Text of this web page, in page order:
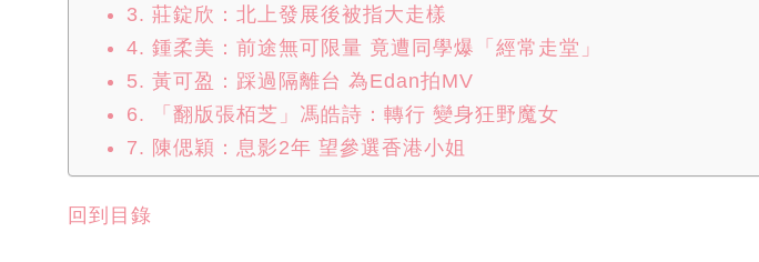
3. 莊錠欣：北上發展後被指大走樣
4. 鍾柔美：前途無可限量 竟遭同學爆「經常走堂」
5. 黃可盈：踩過隔離台 為Edan拍MV
6. 「翻版張栢芝」馮皓詩：轉行 變身狂野魔女
7. 陳偲穎：息影2年 望參選香港小姐
回到目錄